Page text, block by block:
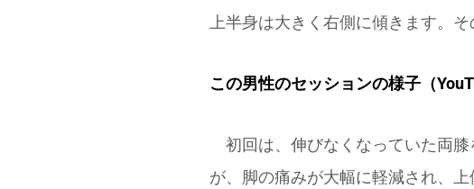
上半身は大きく右側に傾きます。 そ
この男性のセッションの様子（
初回は、伸びなくなっていた両膝
が、脚の痛みが大幅に軽減され、上